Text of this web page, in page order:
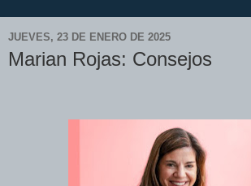
JUEVES, 23 DE ENERO DE 2025
Marian Rojas: Consejos